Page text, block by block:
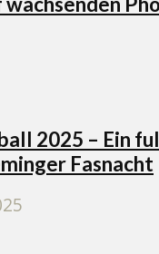
2025 – Ein
Fasnacht